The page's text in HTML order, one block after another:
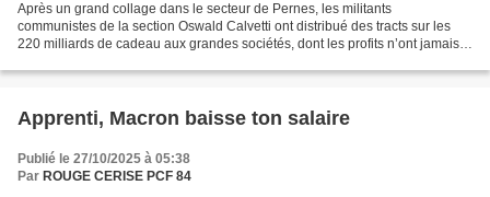
Après un grand collage dans le secteur de Pernes, les militants
communistes de la section Oswald Calvetti ont distribué des tracts sur les
220 milliards de cadeau aux grandes sociétés, dont les profits n’ont jamais
Apprenti, Macron baisse ton salaire
Publié le 27/10/2025 à 05:38
Par ROUGE CERISE PCF 84